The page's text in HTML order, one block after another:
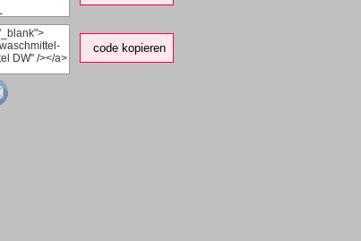
code kopieren